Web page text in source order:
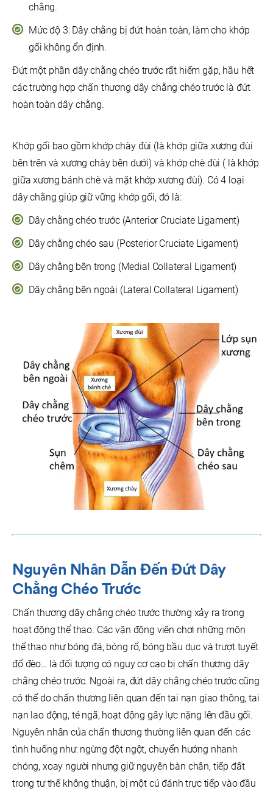
chằng.
Mức độ 3: Dây chằng bị đứt hoàn toàn, làm cho khớp
gối không ổn định.
Đứt một phần dây chằng chéo trước rất hiếm gặp, hầu hết
các trường hợp chấn thương dây chằng chéo trước là đứt
hoàn toàn dây chằng.
Khớp gối bao gồm khớp chày đùi (là khớp giữa xương đùi
bên trên và xương chày bên dưới) và khớp chè đùi ( là khớp
giữa xương bánh chè và mặt khớp xương đùi). Có 4 loại
dây chằng giúp giữ vững khớp gối, đó là:
Dây chằng chéo trước (Anterior Cruciate Ligament)
Dây chằng chéo sau (Posterior Cruciate Ligament)
Dây chằng bên trong (Medial Collateral Ligament)
Dây chằng bên ngoài (Lateral Collateral Ligament)
Nguyên Nhân Dẫn Đến ĐỨt Dây
Chằng Chéo Trước
Chấn thương dây chằng chéo trước thường xảy ra trong
hoạt động thể thao. Các vận động viên chơi những môn
thể thao như bóng đá, bóng rổ, bóng bầu dục và trượt tuyết
đổ đèo… là đối tượng có nguy cơ cao bị chấn thương dây
chằng chéo trước. Ngoài ra, đứt dây chằng chéo trước cũng
có thể do chấn thương liên quan đến tai nạn giao thông, tai
nạn lao động, té ngã, hoạt động gây lực nặng lên đầu gối.
Nguyên nhân của chấn thương thường liên quan đến các
tình huống như: ngừng đột ngột, chuyển hướng nhanh
chóng, xoay người nhưng giữ nguyên bàn chân, tiếp đất
trong tư thế không thuận, bị một cú đánh trực tiếp vào đầu